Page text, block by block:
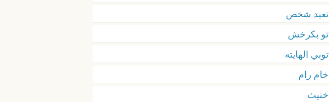
تعبد شخص
تو بكرخش
توبي الهايته
خام رام
خنيث